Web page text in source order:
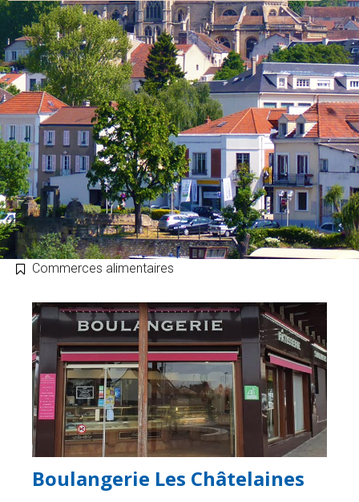
le
site
Commerces alimentaires
Boulangerie Les Châtelaines